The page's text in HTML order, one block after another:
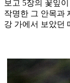
보고 5장의 꽃잎
작명한 그 안목과
강 가에서 보았던